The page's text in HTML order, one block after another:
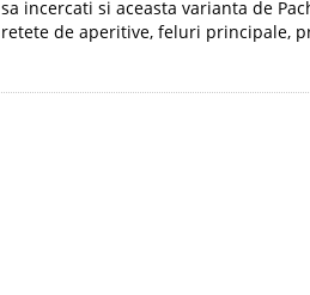
sa incercati si aceasta varianta de
retete de aperitive, feluri principale,